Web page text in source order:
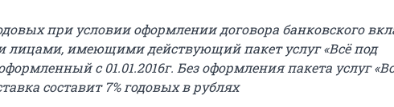
при условии оформлении договора банковского
лицами, имеющими действующий пакет услуг «Всё под
с 01.01.2016г. Без оформления пакета услуг
составит 7% годовых в рублях